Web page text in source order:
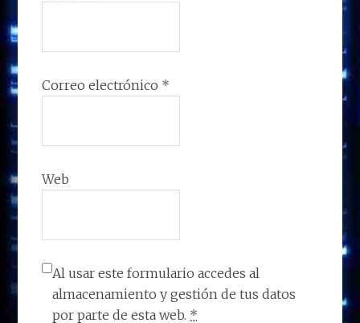
Correo electrónico *
Web
Al usar este formulario accedes al
almacenamiento y gestión de tus datos
por parte de esta web. *